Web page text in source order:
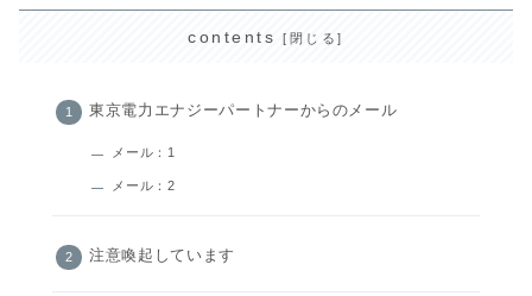
contents
東京電力エナジーパートナーからのメール
メール：1
メール：2
注意喚起しています